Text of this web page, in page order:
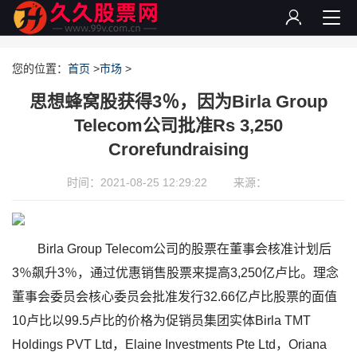
您的位置： 首页 >市场 >
思想蜂窝股获得3％，因为Birla Group
Telecom公司批准Rs 3,250
Crorefundraising
时间：2021-08-25 12:29:22 来源：
Birla Group Telecom公司的股票在董事会核准计划后
3％飙升3％，通过优惠销售股票来提高3,250亿卢比。理念
董事会委员会核心委员会批准发行32.66亿卢比股票的面值
10卢比以99.5卢比的价格为促销员集团实体Birla TMT
Holdings PVT Ltd，Elaine Investments Pte Ltd，Oriana